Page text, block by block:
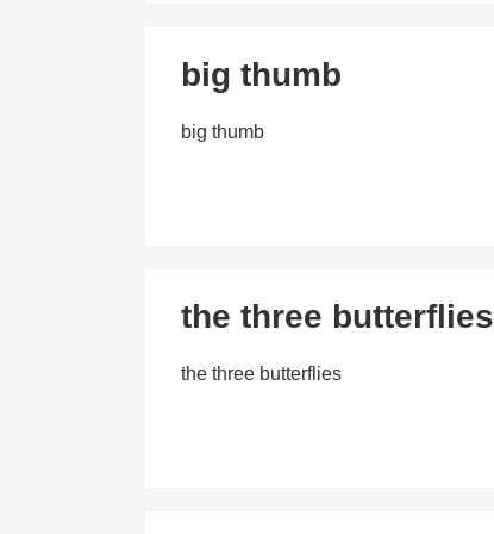
big thumb
big thumb
the three butterflies
the three butterflies